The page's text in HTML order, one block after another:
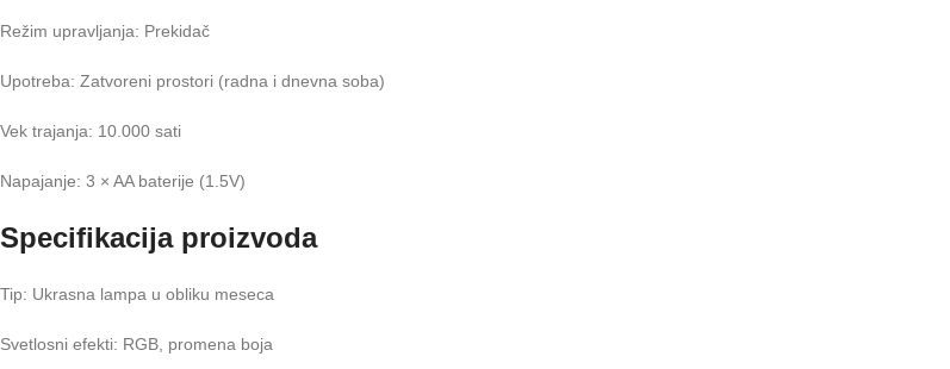
Režim upravljanja: Prekidač
Upotreba: Zatvoreni prostori (radna i dnevna soba)
Vek trajanja: 10.000 sati
Napajanje: 3 × AA baterije (1.5V)
Specifikacija proizvoda
Tip: Ukrasna lampa u obliku meseca
Svetlosni efekti: RGB, promena boja